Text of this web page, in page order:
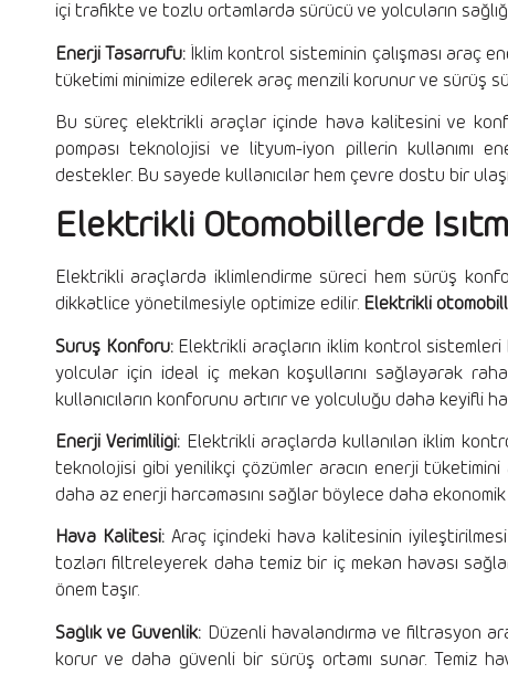
içi trafikte ve tozlu ortamlarda sürücü ve yolcuların
Enerji Tasarrufu: İklim kontrol sisteminin çalışması araç
tüketimi minimize edilerek araç menzili korunur ve sürüş
Bu süreç elektrikli araçlar içinde hava kalitesini ve
pompası teknolojisi ve lityum-iyon pillerin kullanımı
destekler. Bu sayede kullanıcılar hem çevre dostu bir
Elektrikli Otomobillerde
Elektrikli araçlarda iklimlendirme süreci hem sürüş
dikkatlice yönetilmesiyle optimize edilir. Elektrikli
Sürüş Konforu:Elektrikli araçların iklim kontrol sistemleri
yolcular için ideal iç mekan koşullarını sağlayarak
kullanıcıların konforunu artırır ve yolculuğu daha keyifli
Enerji Verimliliği: Elektrikli araçlarda kullanılan iklim
teknolojisi gibi yenilikçi çözümler aracın enerji tüketimini
daha az enerji harcamasını sağlar böylece daha
Hava Kalitesi:Araç içindeki hava kalitesinin
tozları filtreleyerek daha temiz bir iç mekan havası
önem taşır.
Sağlık ve Güvenlik: Düzenli havalandırma ve filtrasyon
korur ve daha güvenli bir sürüş ortamı sunar. Temiz